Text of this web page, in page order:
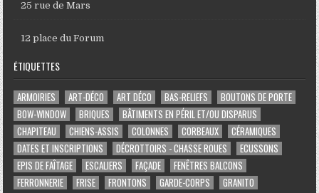
25 rue de Mars
12 place du Forum
ÉTIQUETTES
ARMOIRIES ART-DÉCO ART DÉCO BAS-RELIEFS
BOUTONS DE PORTE
BOW-WINDOW
BRIQUES
BÂTIMENTS EN PÉRIL ET/OU DISPARUS
CHAPITEAU
CHIENS-ASSIS COLONNES CORBEAUX
CÉRAMIQUES
DATES ET INSCRIPTIONS
DÉCROTTOIRS - CHASSE ROUES
ECUSSONS
EPIS DE FAÎTAGE
ESCALIERS FAÇADE
FENÊTRES BALCONS
FERRONNERIE
FRISE FRONTONS GARDE-CORPS
GRANITO